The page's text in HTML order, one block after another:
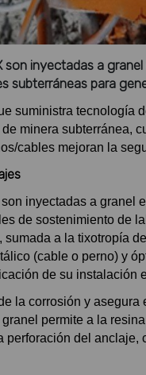
inyectadas a
subterráneas para
suministra tecnología
minera subterránea,
cables mejoran la
inyectadas a granel
de sostenimiento de
a la tixotropía
(cable o perno) y
de su instalación
la corrosión y
permite a la
del